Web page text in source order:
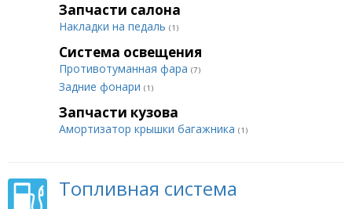
Запчасти салона
Накладки на педаль (1)
Система освещения
Противотуманная фара (7)
Задние фонари (1)
Запчасти кузова
Амортизатор крышки багажника (1)
Топливная система